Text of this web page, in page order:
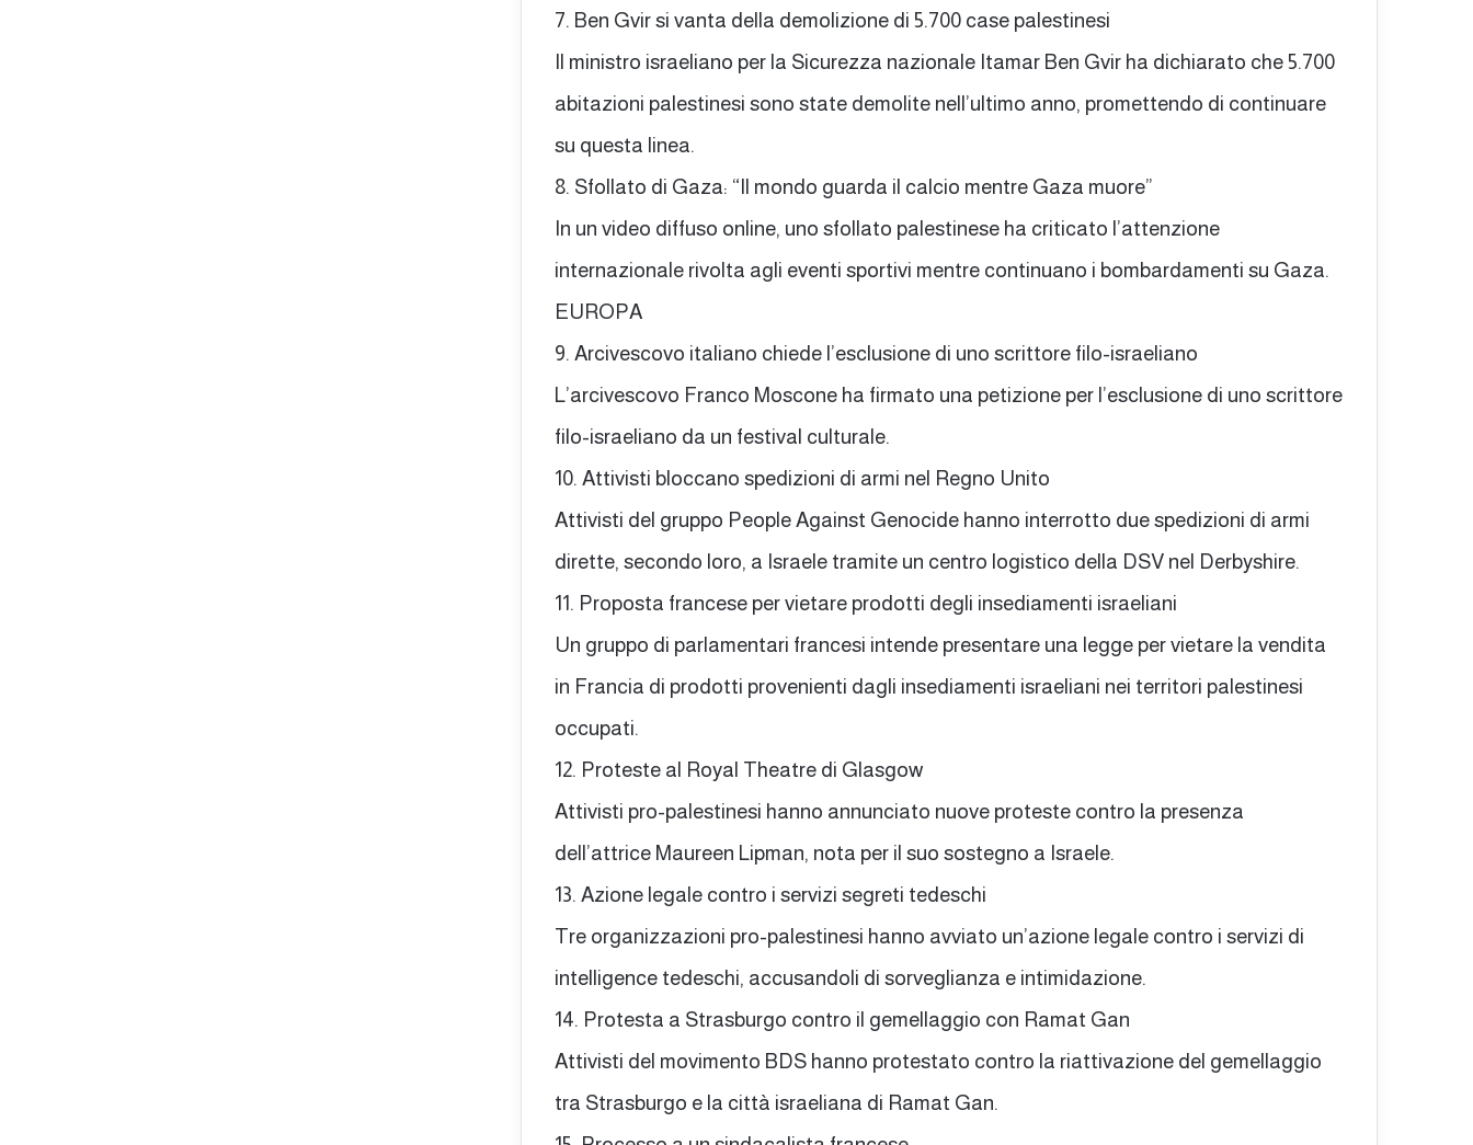
7. Ben Gvir si vanta della demolizione di 5.700 case palestinesi
Il ministro israeliano per la Sicurezza nazionale Itamar Ben Gvir ha dichiarato che 5.700
abitazioni palestinesi sono state demolite nell’ultimo anno, promettendo di continuare
su questa linea.
8. Sfollato di Gaza: “Il mondo guarda il calcio mentre Gaza muore”
In un video diffuso online, uno sfollato palestinese ha criticato l’attenzione
internazionale rivolta agli eventi sportivi mentre continuano i bombardamenti su Gaza.
EUROPA
9. Arcivescovo italiano chiede l’esclusione di uno scrittore filo-israeliano
L’arcivescovo Franco Moscone ha firmato una petizione per l’esclusione di uno scrittore
filo-israeliano da un festival culturale.
10. Attivisti bloccano spedizioni di armi nel Regno Unito
Attivisti del gruppo People Against Genocide hanno interrotto due spedizioni di armi
dirette, secondo loro, a Israele tramite un centro logistico della DSV nel Derbyshire.
11. Proposta francese per vietare prodotti degli insediamenti israeliani
Un gruppo di parlamentari francesi intende presentare una legge per vietare la vendita
in Francia di prodotti provenienti dagli insediamenti israeliani nei territori palestinesi
occupati.
12. Proteste al Royal Theatre di Glasgow
Attivisti pro-palestinesi hanno annunciato nuove proteste contro la presenza
dell’attrice Maureen Lipman, nota per il suo sostegno a Israele.
13. Azione legale contro i servizi segreti tedeschi
Tre organizzazioni pro-palestinesi hanno avviato un’azione legale contro i servizi di
intelligence tedeschi, accusandoli di sorveglianza e intimidazione.
14. Protesta a Strasburgo contro il gemellaggio con Ramat Gan
Attivisti del movimento BDS hanno protestato contro la riattivazione del gemellaggio
tra Strasburgo e la città israeliana di Ramat Gan.